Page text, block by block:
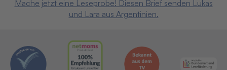
Mache jetzt eine Leseprobe! Diesen Brief senden Lukas
und Lara aus Argentinien.